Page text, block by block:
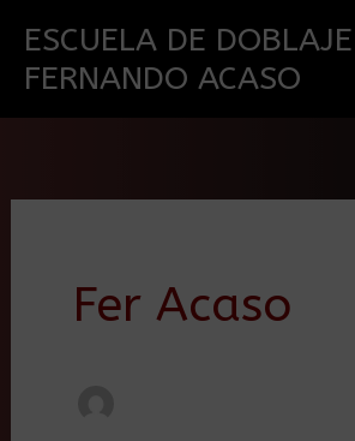
contenido
ESCUELA DE DOBLAJE
FERNANDO ACASO
Fer Acaso